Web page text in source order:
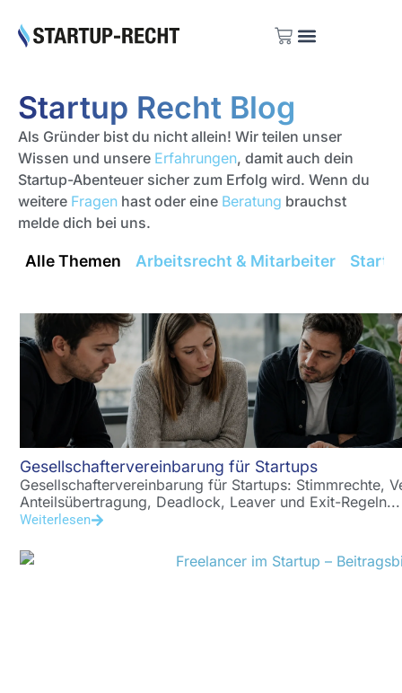
Startup Recht Blog
Als Gründer bist du nicht allein! Wir teilen unser
Wissen und unsere Erfahrungen, damit auch dein
Startup-Abenteuer sicher zum Erfolg wird. Wenn du
weitere Fragen hast oder eine Beratung brauchst
melde dich bei uns.
Arbeitsrecht & Mitarbeiter
Alle Themen
Gesellschaftervereinbarung für Startups
Gesellschaftervereinbarung für Startups: Stimmrechte,
Anteilsübertragung, Deadlock, Leaver und Exit-Regeln...
Weiterlesen